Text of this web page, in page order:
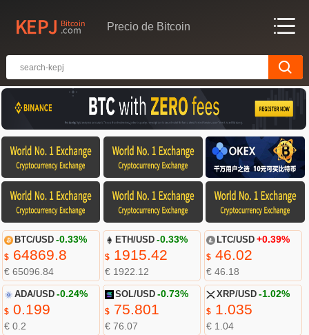
Precio de Bitcoin
BTC/USD -0.33%
$64869.8
€ 65096.84
ETH/USD -0.33%
$ 1915.42
€ 1922.12
LTC/USD +0.39%
$46.02
€ 46.18
ADA/USD -0.24%
$0.199
€ 0.2
SOL/USD -0.73%
$ 75.801
€ 76.07
XRP/USD -1.02%
$1.035
€ 1.04